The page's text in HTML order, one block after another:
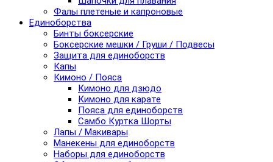
Фалы плетеные и капроновые
Единоборства
Бинты боксерские
Боксерские мешки / Груши / Подвесы
Защита для единоборств
Капы
Кимоно / Пояса
Кимоно для дзюдо
Кимоно для карате
Пояса для единоборств
Самбо Куртка Шорты
Лапы / Макивары
Манекены для единоборств
Наборы для единоборств